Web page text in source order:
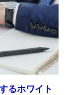
るホワイト